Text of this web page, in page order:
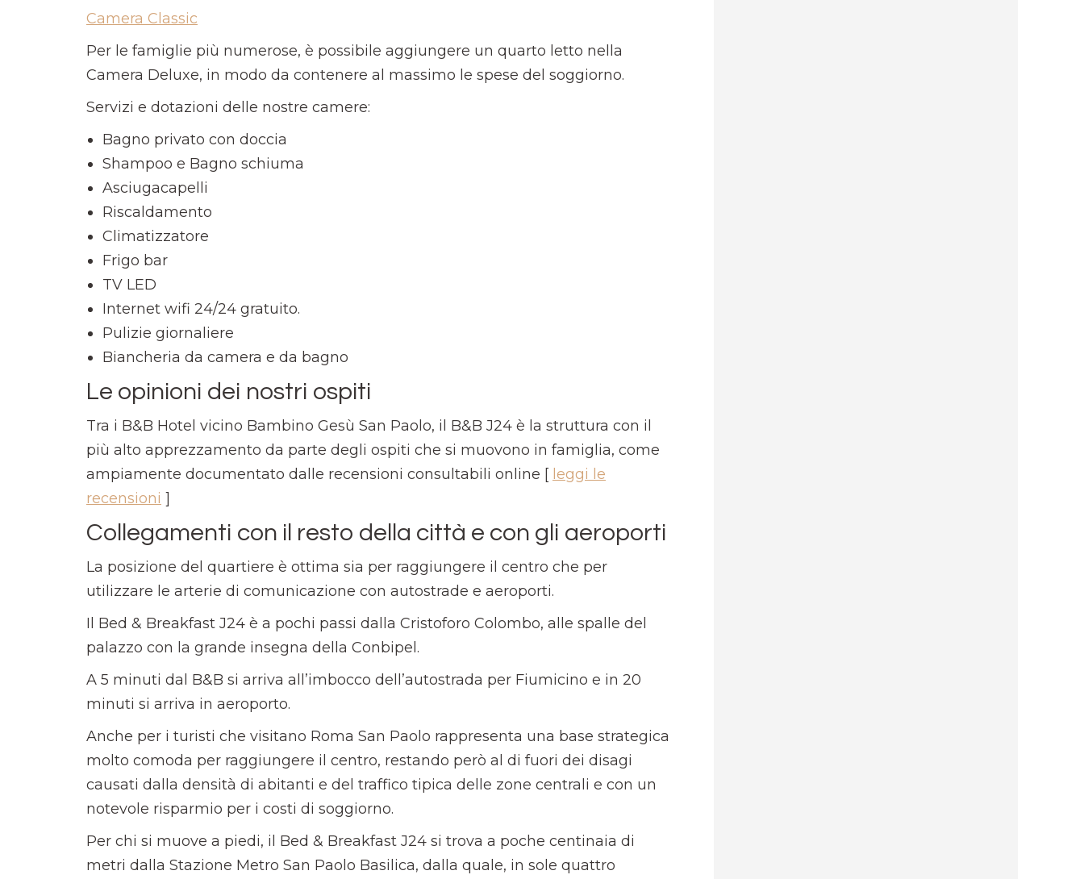
Camera Classic
Per le famiglie più numerose, è possibile aggiungere un quarto letto nella
Camera Deluxe, in modo da contenere al massimo le spese del soggiorno.
Servizi e dotazioni delle nostre camere:
Bagno privato con doccia
Shampoo e Bagno schiuma
Asciugacapelli
Riscaldamento
Climatizzatore
Frigo bar
TV LED
Internet wifi 24/24 gratuito.
Pulizie giornaliere
Biancheria da camera e da bagno
Le opinioni dei nostri ospiti
Tra i B&B Hotel vicino Bambino Gesù San Paolo, il B&B J24 è la struttura con il
più alto apprezzamento da parte degli ospiti che si muovono in famiglia, come
ampiamente documentato dalle recensioni consultabili online [ leggi le
recensioni ]
Collegamenti con il resto della città e con gli aeroporti
La posizione del quartiere è ottima sia per raggiungere il centro che per
utilizzare le arterie di comunicazione con autostrade e aeroporti.
Il Bed & Breakfast J24 è a pochi passi dalla Cristoforo Colombo, alle spalle del
palazzo con la grande insegna della Conbipel.
A 5 minuti dal B&B si arriva all’imbocco dell’autostrada per Fiumicino e in 20
minuti si arriva in aeroporto.
Anche per i turisti che visitano Roma San Paolo rappresenta una base strategica
molto comoda per raggiungere il centro, restando però al di fuori dei disagi
causati dalla densità di abitanti e del traffico tipica delle zone centrali e con un
notevole risparmio per i costi di soggiorno.
Per chi si muove a piedi, il Bed & Breakfast J24 si trova a poche centinaia di
metri dalla Stazione Metro San Paolo Basilica, dalla quale, in sole quattro